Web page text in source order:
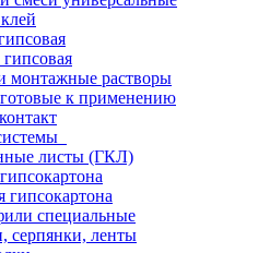
монтажные растворы
к применению
листы (ГКЛ)
гипсокартона
специальные
серпянки, ленты